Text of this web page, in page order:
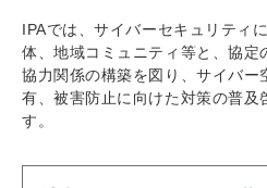
IPAでは、サイバーセキュリティ
体、地域コミュニティ等と、協定
協力関係の構築を図り、サイバー
有、被害防止に向けた対策の普及
す。